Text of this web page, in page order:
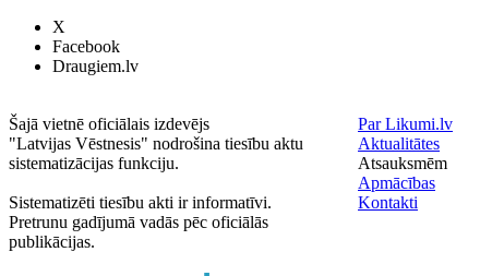
X
Facebook
Draugiem.lv
Šajā vietnē oficiālais izdevējs
"Latvijas Vēstnesis" nodrošina tiesību aktu
sistematizācijas funkciju.
Sistematizēti tiesību akti ir informatīvi.
Pretrunu gadījumā vadās pēc oficiālās
publikācijas.
Par Likumi.lv
Aktualitātes
Atsauksmēm
Apmācības
Kontakti